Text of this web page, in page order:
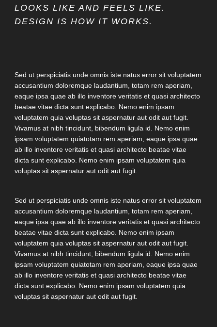
LOOKS LIKE AND FEELS LIKE.
DESIGN IS HOW IT WORKS.
Sed ut perspiciatis unde omnis iste natus error sit voluptatem
accusantium doloremque laudantium, totam rem aperiam,
eaque ipsa quae ab illo inventore veritatis et quasi architecto
beatae vitae dicta sunt explicabo. Nemo enim ipsam
voluptatem quia voluptas sit aspernatur aut odit aut fugit.
Vivamus at nibh tincidunt, bibendum ligula id. Nemo enim
ipsam voluptatem quiatotam rem aperiam, eaque ipsa quae
ab illo inventore veritatis et quasi architecto beatae vitae
dicta sunt explicabo. Nemo enim ipsam voluptatem quia
voluptas sit aspernatur aut odit aut fugit.
Sed ut perspiciatis unde omnis iste natus error sit voluptatem
accusantium doloremque laudantium, totam rem aperiam,
eaque ipsa quae ab illo inventore veritatis et quasi architecto
beatae vitae dicta sunt explicabo. Nemo enim ipsam
voluptatem quia voluptas sit aspernatur aut odit aut fugit.
Vivamus at nibh tincidunt, bibendum ligula id. Nemo enim
ipsam voluptatem quiatotam rem aperiam, eaque ipsa quae
ab illo inventore veritatis et quasi architecto beatae vitae
dicta sunt explicabo. Nemo enim ipsam voluptatem quia
voluptas sit aspernatur aut odit aut fugit.